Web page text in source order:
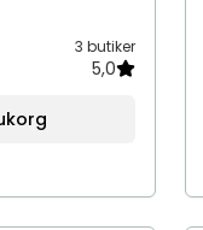
3 butiker
5,0